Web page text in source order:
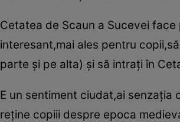
Cetatea de Scaun a Sucevei
interesant,mai ales pentru
parte şi pe alta) şi să intraţi în
E un sentiment ciudat,ai senzaţia
reţine copiii despre epoca